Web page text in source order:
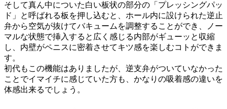
そして真ん中についた白い板状の部分の「プレッシングパッ
ド」と呼ばれる板を押し込むと、ホール内に設けられた逆止
弁から空気が抜けてバキュームを調整することができ、ノー
マルな状態で挿入すると広く感じる内部がギューッと収縮
し、内壁がペニスに密着させてキツ感を楽しむコトができま
す。
初代もこの機能はありましたが、逆支弁がついていなかった
ことでイマイチに感じていた方も、かなりの吸着感の違いを
体感出来るでしょう。